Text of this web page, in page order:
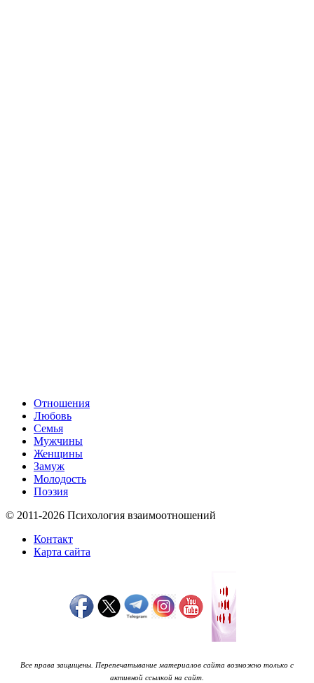
Отношения
Любовь
Семья
Мужчины
Женщины
Замуж
Молодость
Поэзия
© 2011-2026 Психология взаимоотношений
Контакт
Карта сайта
Все права защищены. Перепечатывание материалов сайта возможно только с
активной ссылкой на сайт.